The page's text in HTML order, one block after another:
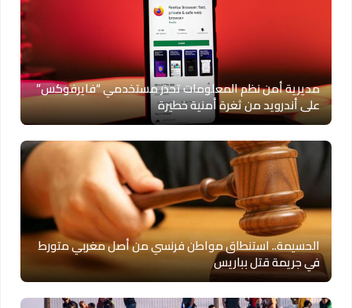
مديرية أمن نظم المعلومات تحذر مستخدمي “فايرفوكس”
على أندرويد من ثغرة أمنية خطيرة
الحسيمة.. استنطاق مواطن فرنسي من أصل مغربي متورط
في جريمة قتل بباريس